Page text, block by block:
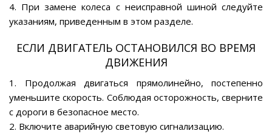
4. При замене колеса с неисправной шиной следуйте
указаниям, приведенным в этом разделе.
ЕСЛИ ДВИГАТЕЛЬ ОСТАНОВИЛСЯ ВО ВРЕМЯ
ДВИЖЕНИЯ
1. Продолжая двигаться прямолинейно, постепенно
уменьшите скорость. Соблюдая осторожность, сверните
с дороги в безопасное место.
2. Включите аварийную световую сигнализацию.